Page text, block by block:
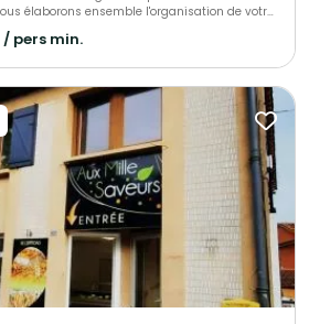
élaborons ensemble l'organisation de votre
pour un moment inoubliable.
pers min.